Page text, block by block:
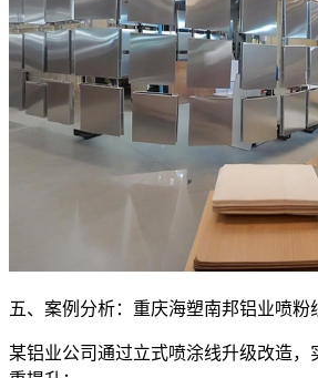
五、案例分析：重庆海塑南邦铝业喷粉
某铝业公司通过立式喷涂线升级改造，